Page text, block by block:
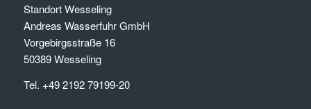
Standort Wesseling
Andreas Wasserfuhr GmbH
Vorgebirgsstraße 16
50389 Wesseling
Tel. +49 2192 79199-20